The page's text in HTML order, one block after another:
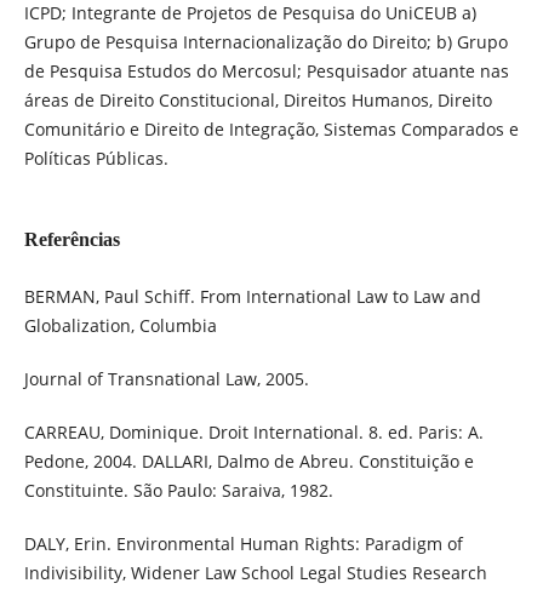
ICPD; Integrante de Projetos de Pesquisa do UniCEUB a)
Grupo de Pesquisa Internacionalização do Direito; b) Grupo
de Pesquisa Estudos do Mercosul; Pesquisador atuante nas
áreas de Direito Constitucional, Direitos Humanos, Direito
Comunitário e Direito de Integração, Sistemas Comparados e
Políticas Públicas.
Referências
BERMAN, Paul Schiff. From International Law to Law and
Globalization, Columbia
Journal of Transnational Law, 2005.
CARREAU, Dominique. Droit International. 8. ed. Paris: A.
Pedone, 2004. DALLARI, Dalmo de Abreu. Constituição e
Constituinte. São Paulo: Saraiva, 1982.
DALY, Erin. Environmental Human Rights: Paradigm of
Indivisibility, Widener Law School Legal Studies Research